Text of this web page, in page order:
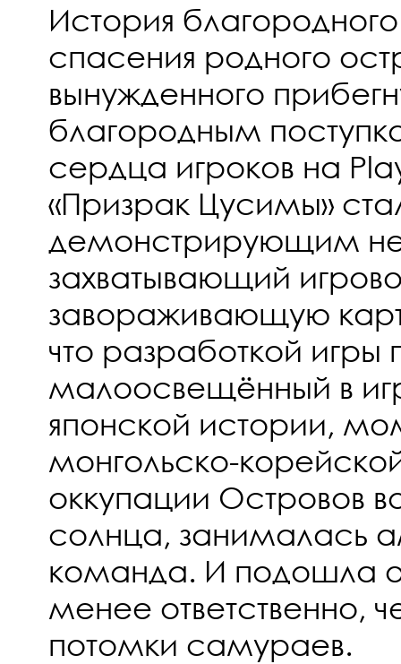
История
спасения родного
вынужденного
благородным
сердца игроков на
«Призрак Цусимы»
демонстрирующим не
захватывающий
завораживающую
что разработкой игры
малоосвещённый в
японской истории,
монгольско-
оккупации Островов
солнца, занималась
команда. И подошла
менее ответственно,
потомки самураев.